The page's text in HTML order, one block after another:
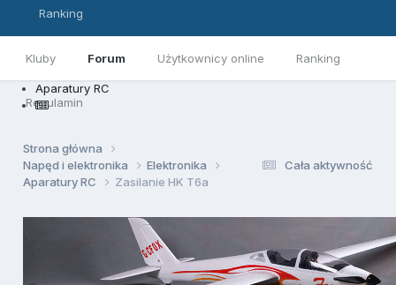
Kluby Forum Użytkownicy online Ranking
Regulamin
Ranking
Aparatury RC
Cała aktywność
Strona główna
Napęd i elektronika
Elektronika
Aparatury RC
Zasilanie HK T6a